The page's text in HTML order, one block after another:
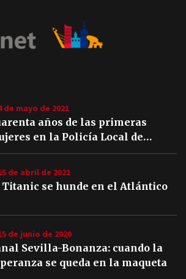
de mayo de 2021
años de las primeras
en la Policía Local de
de abril de 2021
Titanic se hunde en el Atlántico
de junio de 2020
Sevilla-Bonanza: cuando la
se queda en la maqueta